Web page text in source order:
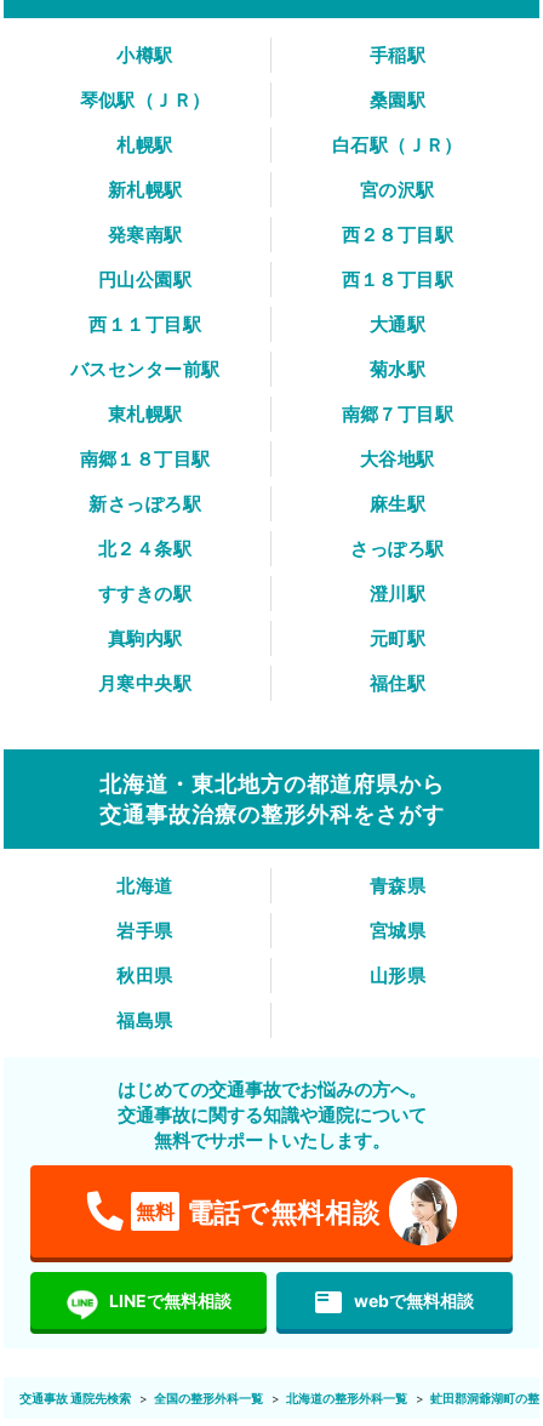
小樽駅
手稲駅
琴似駅（ＪＲ）
桑園駅
札幌駅
白石駅（ＪＲ）
新札幌駅
宮の沢駅
発寒南駅
西２８丁目駅
円山公園駅
西１８丁目駅
西１１丁目駅
大通駅
バスセンター前駅
菊水駅
東札幌駅
南郷７丁目駅
南郷１８丁目駅
大谷地駅
新さっぽろ駅
麻生駅
北２４条駅
さっぽろ駅
すすきの駅
澄川駅
真駒内駅
元町駅
月寒中央駅
福住駅
北海道・東北地方の都道府県から
交通事故治療の整形外科をさがす
北海道
青森県
岩手県
宮城県
秋田県
山形県
福島県
はじめての交通事故でお悩みの方へ。
交通事故に関する知識や通院について
無料でサポートいたします。
無料 電話で無料相談
LINEで無料相談 featured_play_list webで無料相談
交通事故 通院先検索 全国の整形外科一覧 北海道の整形外科一覧 虻田郡洞爺湖町の整